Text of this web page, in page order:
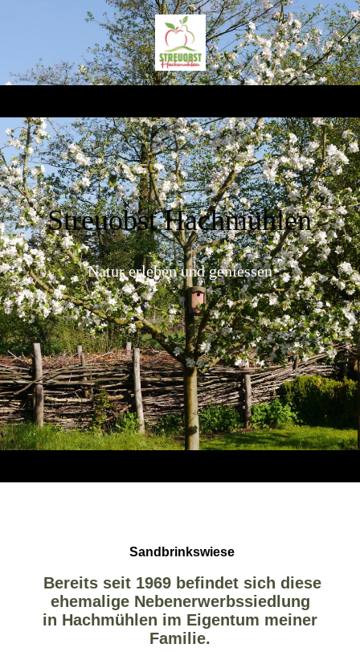
Streuobst Hachmühlen
Natur erleben und geniessen
Sandbrinkswiese
Bereits seit 1969 befindet sich diese
ehemalige Nebenerwerbssiedlung
in Hachmühlen im Eigentum meiner
Familie.